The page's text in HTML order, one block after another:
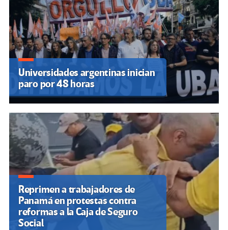
Universidades argentinas inician
paro por 48 horas
Reprimen a trabajadores de
Panamá en protestas contra
reformas a la Caja de Seguro
Social